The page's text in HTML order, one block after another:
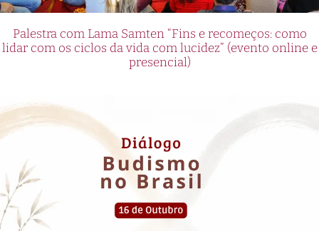
Palestra com Lama Samten “Fins e recomeços: como
lidar com os ciclos da vida com lucidez” (evento online e
presencial)